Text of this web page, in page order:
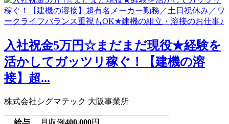
入社祝金5万円☆まだまだ現役★経験を
活かしてガッツリ稼ぐ！【建機の溶
接】超...
株式会社シグマテック 大阪事業所
給与 月収例400,000円